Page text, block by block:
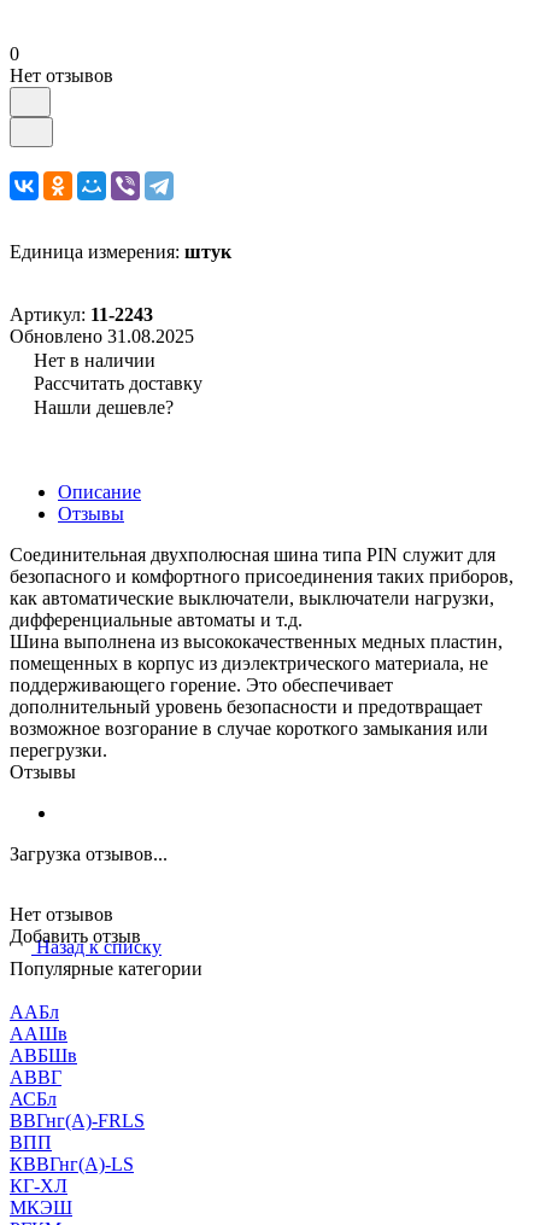
0
Нет отзывов
Единица измерения: штук
Артикул: 11-2243
Обновлено 31.08.2025
Нет в наличии
Рассчитать доставку
Нашли дешевле?
Описание
Отзывы
Соединительная двухполюсная шина типа PIN служит для
безопасного и комфортного присоединения таких приборов,
как автоматические выключатели, выключатели нагрузки,
дифференциальные автоматы и т.д.
Шина выполнена из высококачественных медных пластин,
помещенных в корпус из диэлектрического материала, не
поддерживающего горение. Это обеспечивает
дополнительный уровень безопасности и предотвращает
возможное возгорание в случае короткого замыкания или
перегрузки.
Отзывы
Загрузка отзывов...
Нет отзывов
Добавить отзыв
Назад к списку
Популярные категории
ААБл
ААШв
АВБШв
АВВГ
АСБл
ВВГнг(А)-FRLS
ВПП
КВВГнг(А)-LS
КГ-ХЛ
МКЭШ